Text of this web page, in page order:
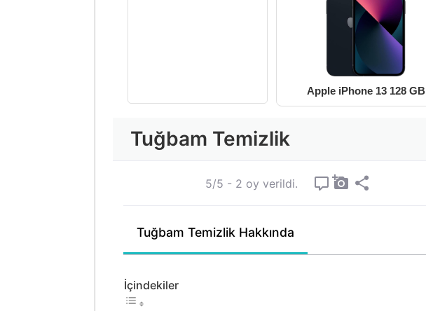
Apple iPhone 13 128 GB
Tuğbam Temizlik
5/5 - 2 oy verildi.
Tuğbam Temizlik Hakkında
İçindekiler